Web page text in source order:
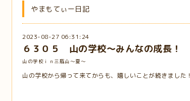
やまもてぃー日記
2023-08-27 06:31:24
６３０５ 山の学校～みんなの成長！
山の学校ｉｎ三瓶山～夏～
山の学校から帰って来てからも、嬉しいことが続きました！